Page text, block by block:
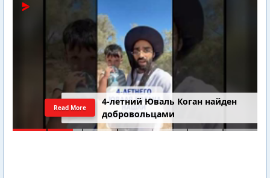
4-летний Юваль Коган найден
добровольцами
Read More